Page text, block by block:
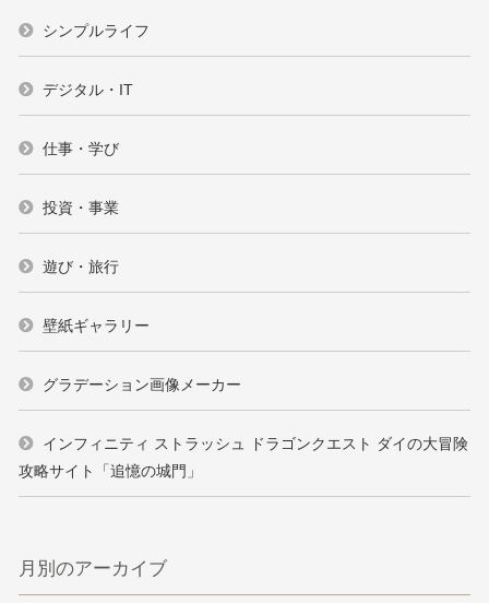
シンプルライフ
デジタル・IT
仕事・学び
投資・事業
遊び・旅行
壁紙ギャラリー
グラデーション画像メーカー
インフィニティ ストラッシュ ドラゴンクエスト ダイの大冒険
攻略サイト「追憶の城門」
月別のアーカイブ